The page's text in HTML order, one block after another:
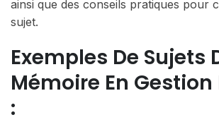
ainsi que des conseils pratiques pour
sujet.
Exemples De Sujets
Mémoire En Gestion
: